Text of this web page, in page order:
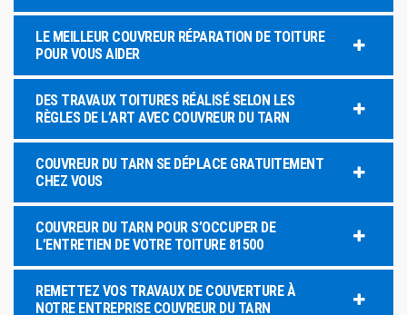
LE MEILLEUR COUVREUR RÉPARATION DE TOITURE
POUR VOUS AIDER
DES TRAVAUX TOITURES RÉALISÉ SELON LES
RÈGLES DE L’ART AVEC COUVREUR DU TARN
COUVREUR DU TARN SE DÉPLACE GRATUITEMENT
CHEZ VOUS
COUVREUR DU TARN POUR S’OCCUPER DE
L’ENTRETIEN DE VOTRE TOITURE 81500
REMETTEZ VOS TRAVAUX DE COUVERTURE À
NOTRE ENTREPRISE COUVREUR DU TARN